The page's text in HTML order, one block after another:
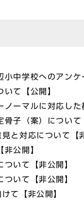
中学校へのアンケ
いて【公開】
ノーマルに対応し
子（案）について
と対応について【
非公開】
ついて【非公開】
ついて【非公開】
て【非公開】